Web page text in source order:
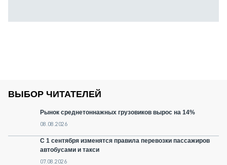
ВЫБОР ЧИТАТЕЛЕЙ
Рынок среднетоннажных грузовиков вырос на 14%
08.08.2026
С 1 сентября изменятся правила перевозки пассажиров
автобусами и такси
07.08.2026